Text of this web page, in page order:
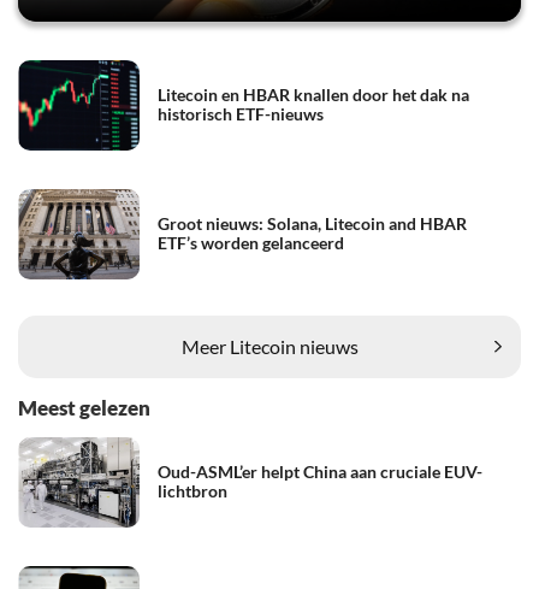
Litecoin en HBAR knallen door het dak na
historisch ETF-nieuws
Groot nieuws: Solana, Litecoin and HBAR
ETF’s worden gelanceerd
Meer Litecoin nieuws
Meest gelezen
Oud-ASML’er helpt China aan cruciale EUV-
lichtbron